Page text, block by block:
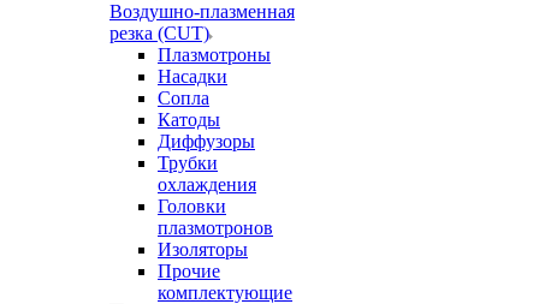
Воздушно-плазменная
резка (CUT)
Плазмотроны
Насадки
Сопла
Катоды
Диффузоры
Трубки
охлаждения
Головки
плазмотронов
Изоляторы
Прочие
комплектующие